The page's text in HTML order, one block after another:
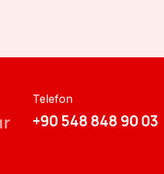
Telefon
+90 548 848 90 03​​